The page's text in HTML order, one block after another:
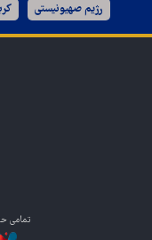
رژیم صهیونیستی
تمامی